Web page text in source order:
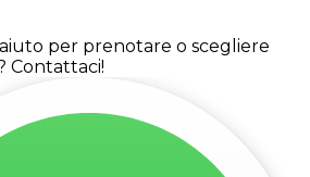
per prenotare o scegliere
Contattaci!